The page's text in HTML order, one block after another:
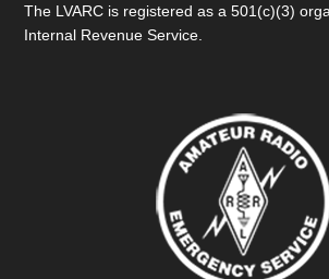
The LVARC is registered as a 501(c)(3)
Internal Revenue Service.